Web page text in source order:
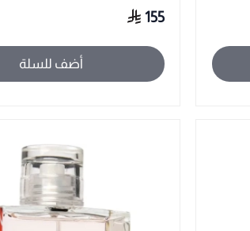
155
أضف للسلة